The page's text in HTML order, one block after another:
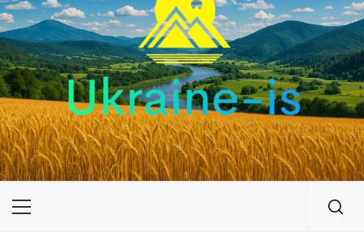
UKRAINE-IS
ПУТЕШЕСТВИЕ ПО УКРАИНЕ
Primary